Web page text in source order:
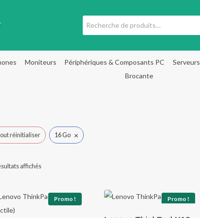
Recherche
pour :
Moniteurs Périphériques & Composants PC Serveurs
Brocante
réinitialiser 16 Go ×
affichésTrié
popularité
Promo ! Promo !